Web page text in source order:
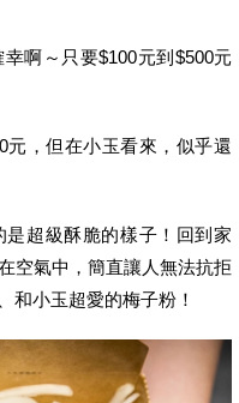
啊～只要$100元到$500元
元，但在小玉看來，似乎還
超級酥脆的樣子！回到家
空氣中，簡直讓人無法抗拒
和小玉超愛的梅子粉！